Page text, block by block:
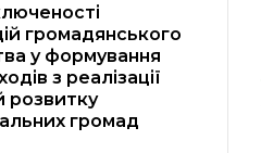
громадянського
у формування
з реалізації
розвитку
громад